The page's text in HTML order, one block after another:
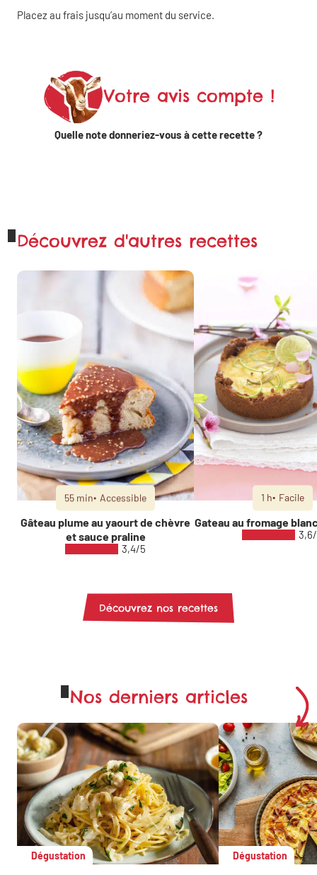
WhatsApp
Placez au frais jusqu’au moment du service.
Votre avis compte !
Quelle note donneriez-vous à cette recette ?
Découvrez d'autres recettes
55 min Accessible
Gâteau plume au yaourt de chèvre
et sauce praline
3,4/5
1 h Facile
Gateau au fromage
Découvrez nos recettes
Nos derniers articles
Dégustation Dégustation